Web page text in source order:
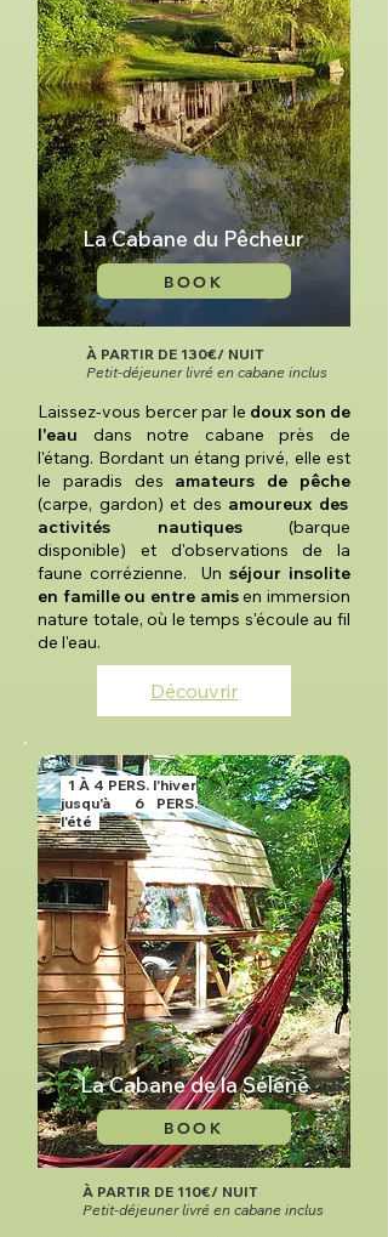
La Cabane du Pêcheur
BOOK
À PARTIR DE 130€/ NUIT
Petit-déjeuner livré en cabane inclus
Laissez-vous bercer par le doux son de
l'eau dans notre cabane près de
l'étang. Bordant un étang privé, elle est
le paradis des amateurs de pêche
(carpe, gardon) et des amoureux des
activités nautiques(barque
disponible) et d'observations de la
faune corrézienne. Un séjour insolite
en famille ou entre amisen immersion
nature totale, où le temps s'écoule au fil
de l'eau.
Découvrir
1 À 4 PERS. l'hiver
jusqu'à 6 PERS.
l'été
La Cabane de la Séléné
BOOK
À PARTIR DE 110€/ NUIT
Petit-déjeuner livré en cabane inclus